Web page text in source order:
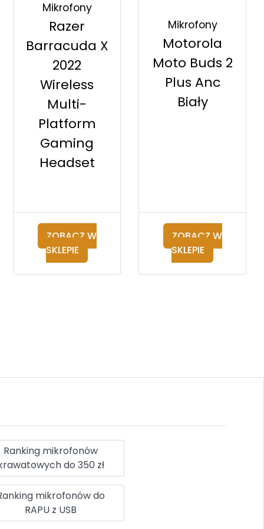
Mikrofony
Razer
Barracuda X
2022
Wireless
Multi-
Platform
Gaming
Headset
ZOBACZ W
SKLEPIE
Mikrofony
Motorola
Moto Buds 2
Plus Anc
Biały
ZOBACZ W
SKLEPIE
Ranking mikrofonów
do 350 zł
mikrofonów do
RAPU z USB